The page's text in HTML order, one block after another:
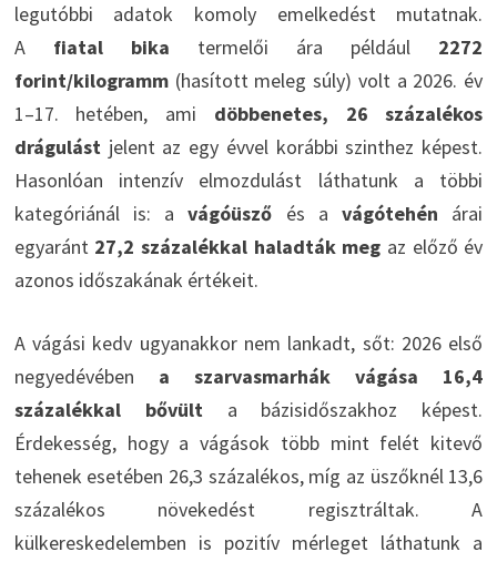
legutóbbi adatok komoly emelkedést mutatnak.
A fiatal bika termelői ára például 2272
forint/kilogramm(hasított meleg súly) volt a 2026. év
1–17. hetében, ami döbbenetes, 26 százalékos
drágulástjelent az egy évvel korábbi szinthez képest.
Hasonlóan intenzív elmozdulást láthatunk a többi
kategóriánál is: avágóüsző és avágótehén árai
egyaránt 27,2 százalékkal haladták meg az előző év
azonos időszakának értékeit.
A vágási kedv ugyanakkor nem lankadt, sőt: 2026 első
negyedévében a szarvasmarhák vágása 16,4
százalékkal bővülta bázisidőszakhoz képest.
Érdekesség, hogy a vágások több mint felét kitevő
tehenek esetében 26,3 százalékos, míg az üszőknél 13,6
százalékos növekedést regisztráltak. A
külkereskedelemben is pozitív mérleget láthatunk a